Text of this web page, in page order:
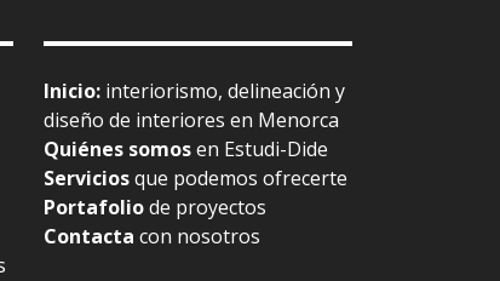
Inicio: interiorismo, delineación y
diseño de interiores en Menorca
Quiénes somosen Estudi-Dide
Serviciosque podemos ofrecerte
Portafoliode proyectos
Contacta con nosotros